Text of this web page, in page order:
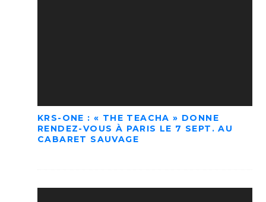
KRS-ONE : « THE TEACHA » DONNE
RENDEZ-VOUS À PARIS LE 7 SEPT. AU
CABARET SAUVAGE